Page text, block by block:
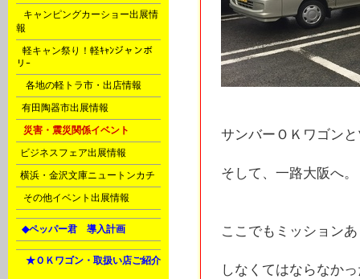
キャンピングカーショー出展情
報
軽キャン祭り！軽ｷｬﾝジャンボ
リｰ
各地の軽トラ市・出店情報
有田陶器市出展情報
災害・震災関係イベント
ビジネスフェア出展情報
横浜・金沢文庫ニュートンカチ
その他イベント出展情報
◆ペッパー君 導入計画
★ＯＫワゴン・取扱い店ご紹介
サンバーＯＫワゴン
そして、一路大阪へ。
ここでもミッション
しなくてはならなか